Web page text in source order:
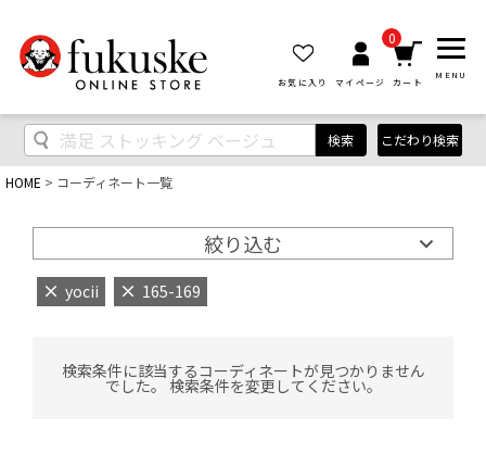
お気に入り マイページ
0
カート
MENU
検索 こだわり検索
HOME コーディネート一覧
絞り込む
yocii 165-169
検索条件に該当するコーディネートが見つかりません
でした。 検索条件を変更してください。